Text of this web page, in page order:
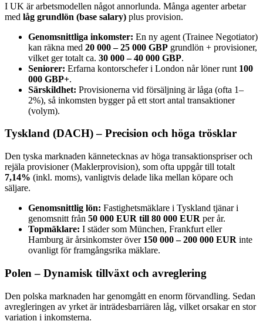
I UK är arbetsmodellen något annorlunda. Många agenter arbetar
med låg grundlön (base salary) plus provision.
Genomsnittliga inkomster: En ny agent (Trainee Negotiator)
kan räkna med 20 000 – 25 000 GBP grundlön + provisioner,
vilket ger totalt ca. 30 000 – 40 000 GBP.
Seniorer: Erfarna kontorschefer i London når löner runt 100
000 GBP+.
Särskildhet: Provisionerna vid försäljning är låga (ofta 1–
2%), så inkomsten bygger på ett stort antal transaktioner
(volym).
Tyskland (DACH) – Precision och höga trösklar
Den tyska marknaden kännetecknas av höga transaktionspriser och
rejäla provisioner (Maklerprovision), som ofta uppgår till totalt
7,14% (inkl. moms), vanligtvis delade lika mellan köpare och
säljare.
Genomsnittlig lön: Fastighetsmäklare i Tyskland tjänar i
genomsnitt från 50 000 EUR till 80 000 EUR per år.
Topmäklare: I städer som München, Frankfurt eller
Hamburg är årsinkomster över 150 000 – 200 000 EUR inte
ovanligt för framgångsrika mäklare.
Polen – Dynamisk tillväxt och avreglering
Den polska marknaden har genomgått en enorm förvandling. Sedan
avregleringen av yrket är inträdesbarriären låg, vilket orsakar en stor
variation i inkomsterna.